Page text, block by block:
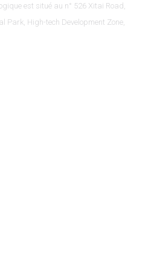
est situé au n° 526 Xitai Road,
Park, High-tech Development Zone,